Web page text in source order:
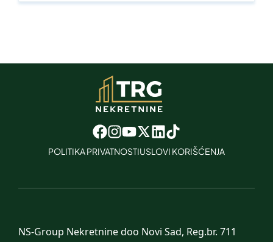
POLITIKA PRIVATNOSTIUSLOVI KORIŠĆENJA
NS-Group Nekretnine doo Novi Sad, Reg.br. 711